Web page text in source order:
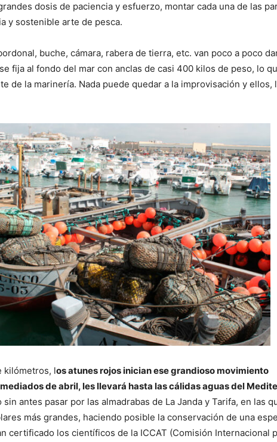
dosis de paciencia y esfuerzo, montar cada una de las
y sostenible arte de pesca.
buche, cámara, rabera de tierra, etc. van poco a poco
fija al fondo del mar con anclas de casi 400 kilos de peso, lo
de la marinería. Nada puede quedar a la improvisación y ellos,
kilómetros, los atunes rojos inician ese grandioso movimiento
de abril, les llevará hasta las cálidas aguas del
sin antes pasar por las almadrabas de La Janda y Tarifa, en las
más grandes, haciendo posible la conservación de una
certificado los científicos de la ICCAT (Comisión Internacional